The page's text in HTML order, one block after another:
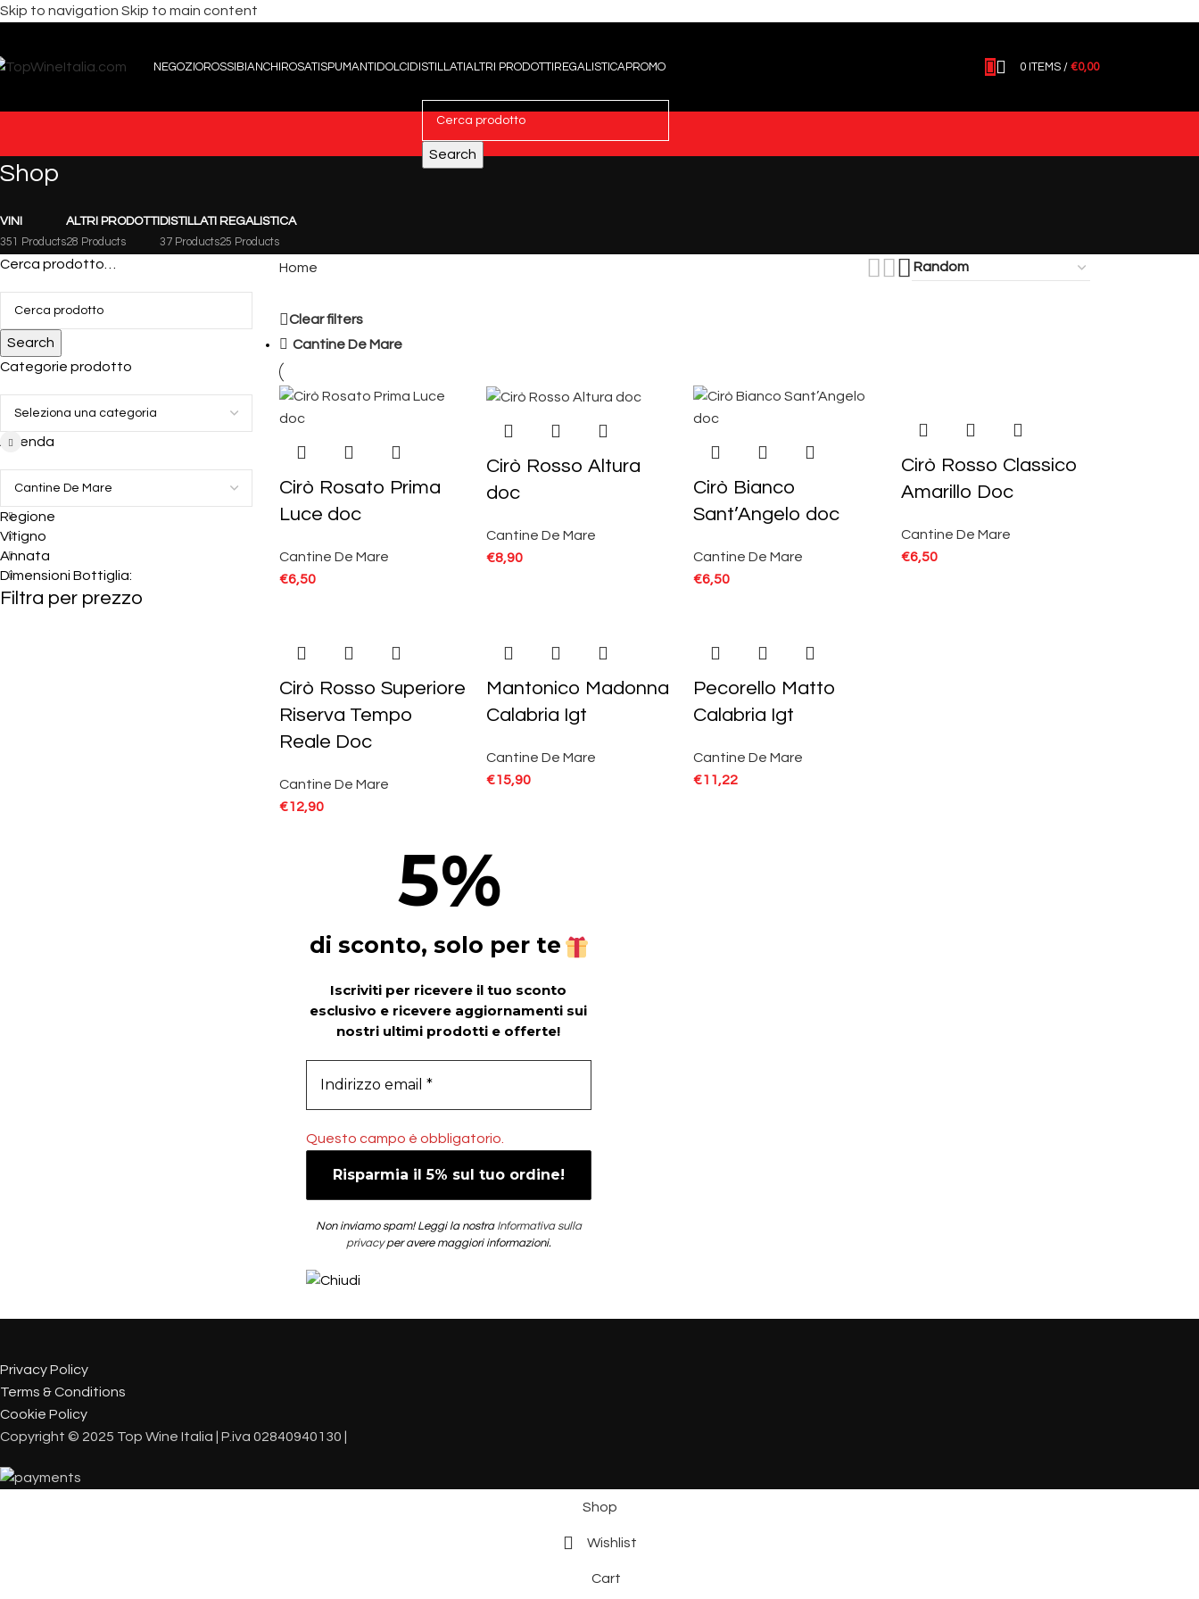
Skip to navigation Skip to main content
NEGOZIOROSSI BIANCHI ROSATI SPUMANTI DOLCI DISTILLATI ALTRI PRODOTTI REGALISTICAPROMO 0 ITEMS / €0,00
Search
Shop
VINI
351 Products
ALTRI PRODOTTI
28 Products
DISTILLATI
37 Products
REGALISTICA
25 Products
Cerca prodotto…
Search
Categorie prodotto
Azienda
Regione
Vitigno
Annata
Dimensioni Bottiglia:
Filtra per prezzo
Home
Clear filters
Cantine De Mare
Cirò Rosato Prima
Luce doc
Cantine De Mare
€6,50
Cirò Rosso Altura
doc
Cantine De Mare
€8,90
Cirò Bianco
Sant’Angelo doc
Cantine De Mare
€6,50
Cirò Rosso Classico
Amarillo Doc
Cantine De Mare
€6,50
Cirò Rosso Superiore
Riserva Tempo
Reale Doc
Cantine De Mare
€12,90
Mantonico Madonna
Calabria Igt
Cantine De Mare
€15,90
Pecorello Matto
Calabria Igt
Cantine De Mare
€11,22
5%
di sconto, solo per te
Iscriviti per ricevere il tuo sconto
esclusivo e ricevere aggiornamenti sui
nostri ultimi prodotti e offerte!
Questo campo è obbligatorio.
Non inviamo spam! Leggi la nostra Informativa sulla
privacyper avere maggiori informazioni.
Privacy Policy
Terms & Conditions
Cookie Policy
Copyright © 2025 Top Wine Italia | P.iva 02840940130 |
Shop
Wishlist
Cart